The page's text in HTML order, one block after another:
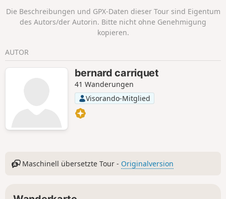
Die Beschreibungen und GPX-Daten dieser Tour sind Eigentum
des Autors/der Autorin. Bitte nicht ohne Genehmigung
kopieren.
AUTOR
bernard carriquet
41 Wanderungen
Visorando-Mitglied
Maschinell übersetzte Tour - Originalversion